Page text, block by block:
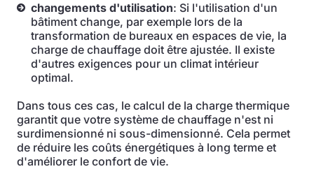
changements d'utilisation: Si l'utilisation d'un
bâtiment change, par exemple lors de la
transformation de bureaux en espaces de vie, la
charge de chauffage doit être ajustée. Il existe
d'autres exigences pour un climat intérieur
optimal.
Dans tous ces cas, le calcul de la charge thermique
garantit que votre système de chauffage n'est ni
surdimensionné ni sous-dimensionné. Cela permet
de réduire les coûts énergétiques à long terme et
d'améliorer le confort de vie.